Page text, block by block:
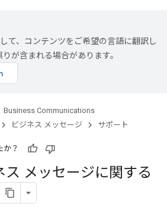
て、コンテンツをご希望の言語に翻訳し
が含まれる場合があります。
Business Communications
ビジネス メッセージ サポート
か？
メッセージに関する